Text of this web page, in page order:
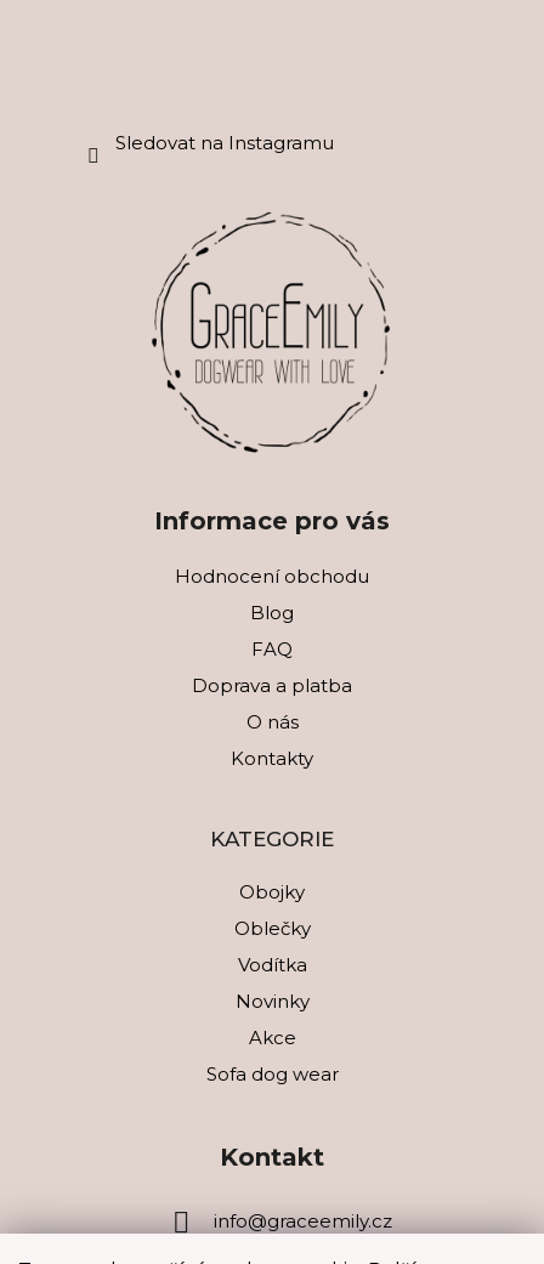
Sledovat na Instagramu
Informace pro vás
Hodnocení obchodu
Blog
FAQ
Doprava a platba
O nás
Kontakty
KATEGORIE
Obojky
Oblečky
Vodítka
Novinky
Akce
Sofa dog wear
Kontakt
info@graceemily.cz